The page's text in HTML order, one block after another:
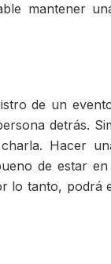
mantener
de un
detrás.
Hacer
de estar
lo tanto, podrá